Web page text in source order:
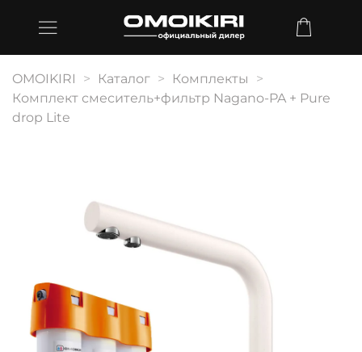
OMOIKIRI Каталог
Комплекты
Комплект смеситель+фильтр Nagano-PA + Pure
drop Lite